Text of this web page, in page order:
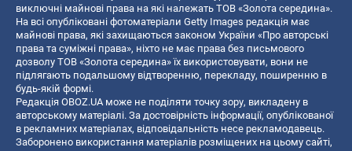
виключні майнові права на які належать ТОВ «Золота середина».
На всі опубліковані фотоматеріали Getty Images редакція має
майнові права, які захищаються законом України «Про авторські
права та суміжні права», ніхто не має права без письмового
дозволу ТОВ «Золота середина» їх використовувати, вони не
підлягають подальшому відтворенню, перекладу, поширенню в
будь-якій формі.
Редакція OBOZ.UA може не поділяти точку зору, викладену в
авторському матеріалі. За достовірність інформації, опублікованої
в рекламних матеріалах, відповідальність несе рекламодавець.
Заборонено використання матеріалів розміщених на цьому сайті,